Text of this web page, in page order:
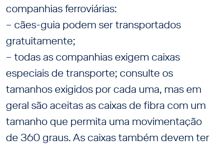
companhias ferroviárias:
– cães-guia podem ser transportados
gratuitamente;
– todas as companhias exigem caixas
especiais de transporte; consulte os
tamanhos exigidos por cada uma, mas em
geral são aceitas as caixas de fibra com um
tamanho que permita uma movimentação
de 360 graus. As caixas também devem ter